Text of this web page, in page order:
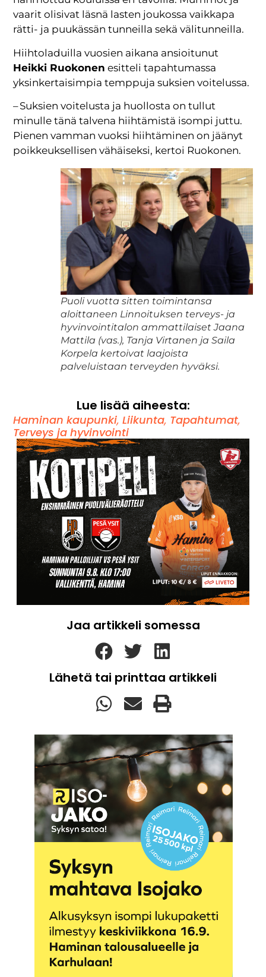
vaarit olisivat läsnä lasten joukossa vaikkapa
rätti- ja puukässän tunneilla sekä välitunneilla.
Hiihtoladuilla vuosien aikana ansioitunut
Heikki Ruokonen esitteli tapahtumassa
yksinkertaisimpia temppuja suksien voitelussa.
– Suksien voitelusta ja huollosta on tullut
minulle tänä talvena hiihtämistä isompi juttu.
Pienen vamman vuoksi hiihtäminen on jäänyt
poikkeuksellisen vähäiseksi, kertoi Ruokonen.
Puoli vuotta sitten toimintansa
aloittaneen Linnoituksen terveys- ja
hyvinvointitalon ammattilaiset Jaana
Mattila (vas.), Tanja Virtanen ja Saila
Korpela kertoivat laajoista
palveluistaan terveyden hyväksi.
Lue lisää aiheesta:
Haminan kaupunki,Liikunta, Tapahtumat,
Terveys ja hyvinvointi
Jaa artikkeli somessa
Lähetä tai printtaa artikkeli